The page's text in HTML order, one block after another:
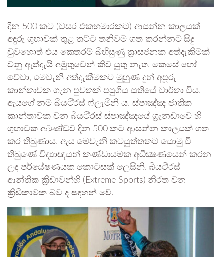
දින 500 කට (වසර එකහමාරකට) ආසන්න කාලයක්
අඳුරු ගුහාවක් තුළ තට්ට තනිවම ගත කරන්නට සිදු
වුවහොත් එය කෙතරම් බිහිසුණු ත්‍රාසජනක අත්දැකීමක්
වනු ඇත්දැයි අමුතුවෙන් කිව යුතු නැත. කෙසේ හෝ
වේවා, මෙවැනි අත්දැකීමකට මුහුණ දුන් අපූරු
කාන්තාවක ගැන පුවතක් පසුගිය සතියේ වාර්තා විය.
ඇයගේ නම බියටි්‍රස් ෆ්ලැමිනි ය. ස්පාඤ්ඤ ජාතික
කාන්තාවක වන බියටි්‍රස් ස්පාඤ්ඤයේ ග්‍රැනඩාවෙ හි
ගුහාවක අඛණ්ඩව දින 500 කට ආසන්න කාලයක් ගත
කර තිබුණාය. ඇය මෙවැනි කටයුත්තකට යොමු වී
තිබුණේ විද්‍යාඥයන් කණ්ඩායමක අධීක්‍ෂණයෙන් කරන
ලද පර්යේෂණයක කොටසක් ලෙසිනි. බියටි්‍රස්
ආන්තික ක්‍රීඩාවන්හි (Extreme Sports) නිරත වන
ක්‍රීඩිකාවක බව ද සඳහන් වේ.